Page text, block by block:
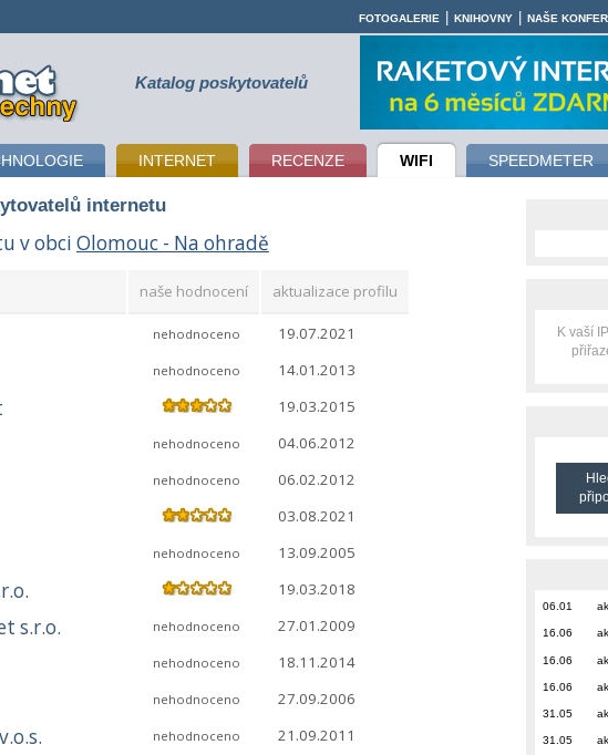
Katalog poskytovatelů
INTERNET RECENZE WIFI SPEEDMETER
FOTOGALERIE KNIHOVNY NAŠE
internetu
v obci Olomouc - Na ohradě
naše hodnocení aktualizace profilu
nehodnoceno 19.07.2021
nehodnoceno 14.01.2013
19.03.2015
nehodnoceno 04.06.2012
nehodnoceno 06.02.2012
03.08.2021
nehodnoceno 13.09.2005
19.03.2018
s.r.o. nehodnoceno 27.01.2009
nehodnoceno 18.11.2014
nehodnoceno 27.09.2006
nehodnoceno 21.09.2011
K vaší
06.01
16.06
16.06
16.06
31.05
31.05